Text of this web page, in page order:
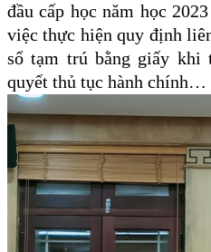
đầu cấp học năm học
việc thực hiện quy định
sổ tạm trú bằng giấy khi
quyết thủ tục hành chính…